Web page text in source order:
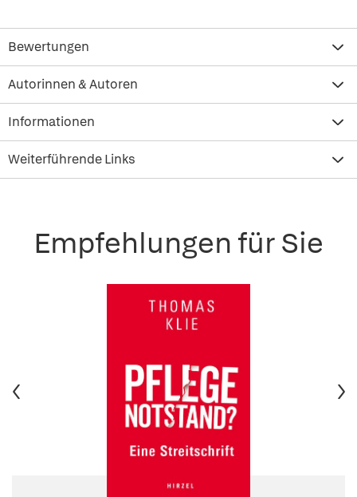
Bewertungen
Autorinnen & Autoren
Informationen
Weiterführende Links
Empfehlungen für Sie